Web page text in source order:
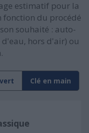
estimatif pour la
fonction du procédé
souhaité : auto-
hors d'air) ou
Clé en main